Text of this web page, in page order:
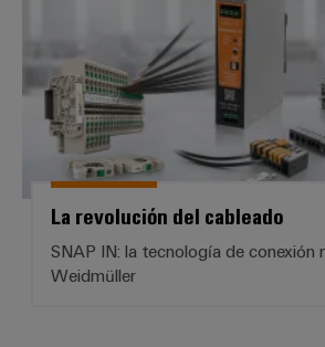
La revolución del cableado
SNAP IN: la tecnología de conexión
Weidmüller